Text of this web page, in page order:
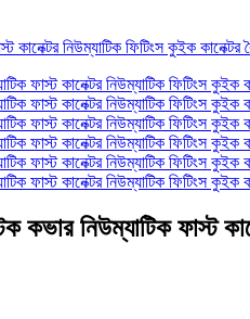
কভার নিউম্যাটিক ফাস্ট